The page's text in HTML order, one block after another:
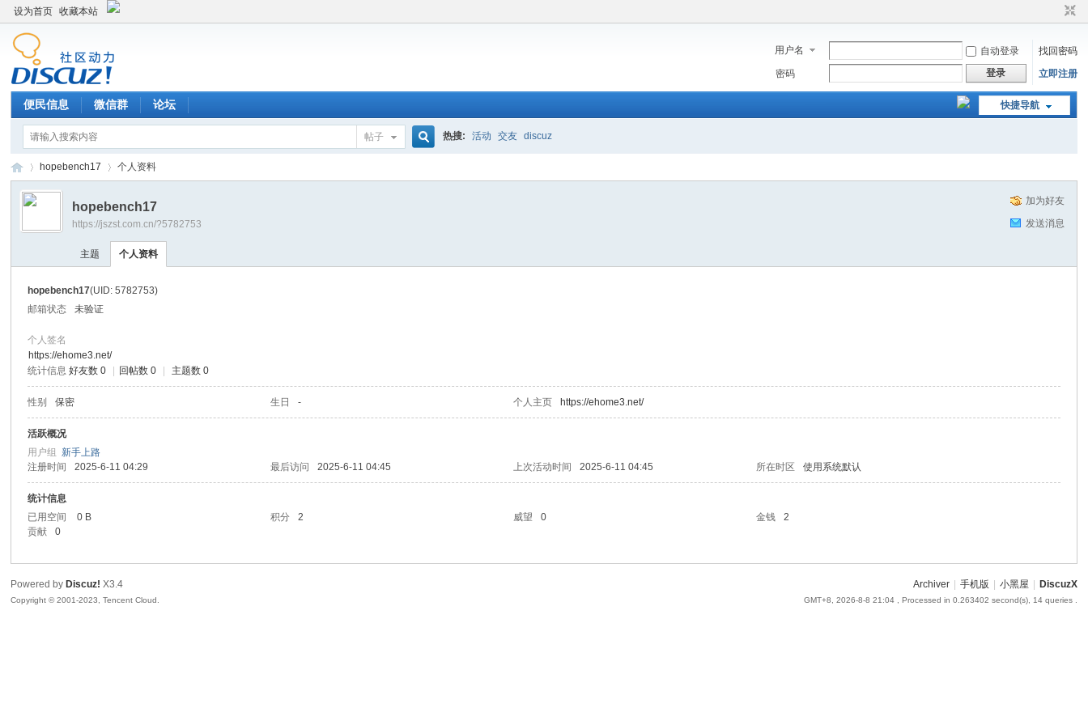
设为首页 收藏本站
用户名 自动登录
找回密码
密码
登录 立即注册
快捷导航
便民信息 微信群 论坛
帖子 热搜: 活动 交友 discuz
›
hopebench17 个人资料
加为好友
发送消息
hopebench17
https://jszst.com.cn/?5782753
主题 个人资料
hopebench17(UID: 5782753)
邮箱状态
未验证
个人签名
https://ehome3.net/
统计信息 好友数 0 回帖数 0 主题数 0
性别 保密 生日 - 个人主页 https://ehome3.net/
活跃概况
用户组新手上路
注册时间
2025-6-11 04:29 最后访问 2025-6-11 04:45 上次活动时间 2025-6-11 04:45 所在时区 使用系统默认
统计信息
已用空间
0 B 积分 2 威望 0 金钱
2
贡献
0
Archiver 手机版 小黑屋 DiscuzX
GMT+8, 2026-8-8 21:04, Processed in 0.263402 second(s), 14 queries .
Powered by Discuz! X3.4
Copyright © 2001-2023, Tencent Cloud.